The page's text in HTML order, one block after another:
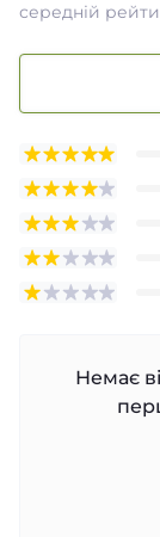
середній
Немає